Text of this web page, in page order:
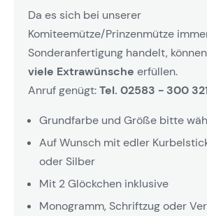
Da es sich bei unserer
Komiteemütze/Prinzenmütze
Sonderanfertigung handelt,
viele Extrawünsche erfüllen.
Anruf genügt:Tel. 02583 - 300
Grundfarbe und Größe bitte
Auf Wunsch mit edler
oder Silber
Mit 2 Glöckchen inklusive
Monogramm, Schriftzug oder